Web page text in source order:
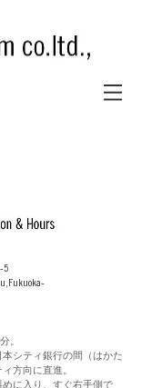
5
。
シティ銀行の間（はかた
方向に直進。
に入り、すぐ右手側で